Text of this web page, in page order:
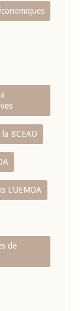
BCEAO
L‘UEMOA
de